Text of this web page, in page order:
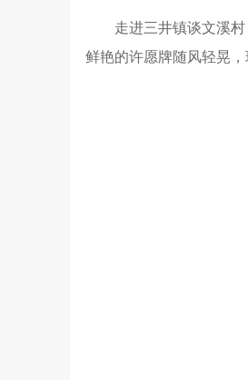
走进三井镇谈文溪
鲜艳的许愿牌随风轻晃